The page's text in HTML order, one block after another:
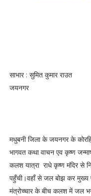
साभार : सुमित कुमार राउत
जयनगर
मधुबनी जिला के जयनगर के
भागवत कथा वाचन एव कृष्ण
कलश यात्रा राधे कृष्ण मंदिर से
पहुँची।वहाँ से जल बोझ कर मुख्य
मंत्रोच्चार के बीच कलश में जल